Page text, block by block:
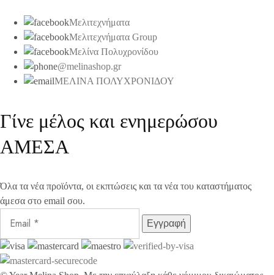
Μελιτεχνήματα
Μελιτεχνήματα Group
Μελίνα Πολυχρονίδου
@melinashop.gr
ΜΕΛΙΝΑ ΠΟΛΥΧΡΟΝΙΔΟΥ
Γίνε μέλος και ενημερώσου
ΑΜΕΣΑ
Όλα τα νέα προϊόντα, οι εκπτώσεις και τα νέα του καταστήματος
άμεσα στο email σου.